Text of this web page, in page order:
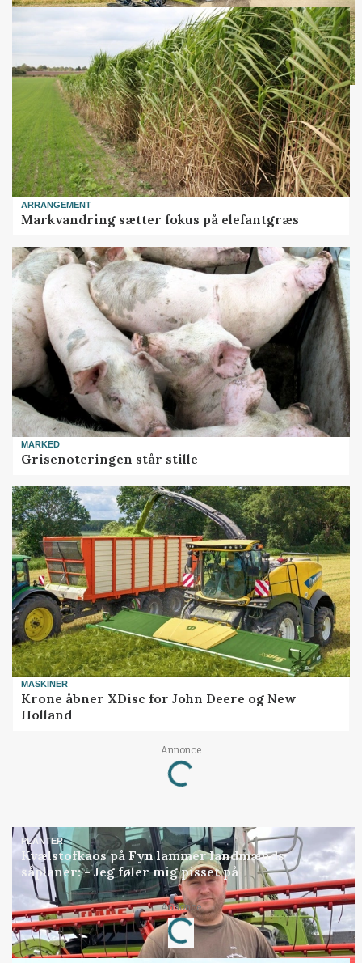
ARRANGEMENT
Markvandring sætter fokus på elefantgræs
MARKED
Grisenoteringen står stille
MASKINER
Krone åbner XDisc for John Deere og New
Holland
Annonce
Loading...
PLANTER
Kvælstofkaos på Fyn lammer landmænds
såplaner: - Jeg føler mig pisset på
Annonce
Loading...